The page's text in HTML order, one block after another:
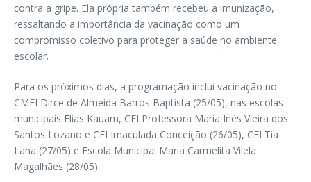
contra a gripe. Ela própria também recebeu a imunização,
ressaltando a importância da vacinação como um
compromisso coletivo para proteger a saúde no ambiente
escolar.
Para os próximos dias, a programação inclui vacinação no
CMEI Dirce de Almeida Barros Baptista (25/05), nas escolas
municipais Elias Kauam, CEI Professora Maria Inês Vieira dos
Santos Lozano e CEI Imaculada Conceição (26/05), CEI Tia
Lana (27/05) e Escola Municipal Maria Carmelita Vilela
Magalhães (28/05).